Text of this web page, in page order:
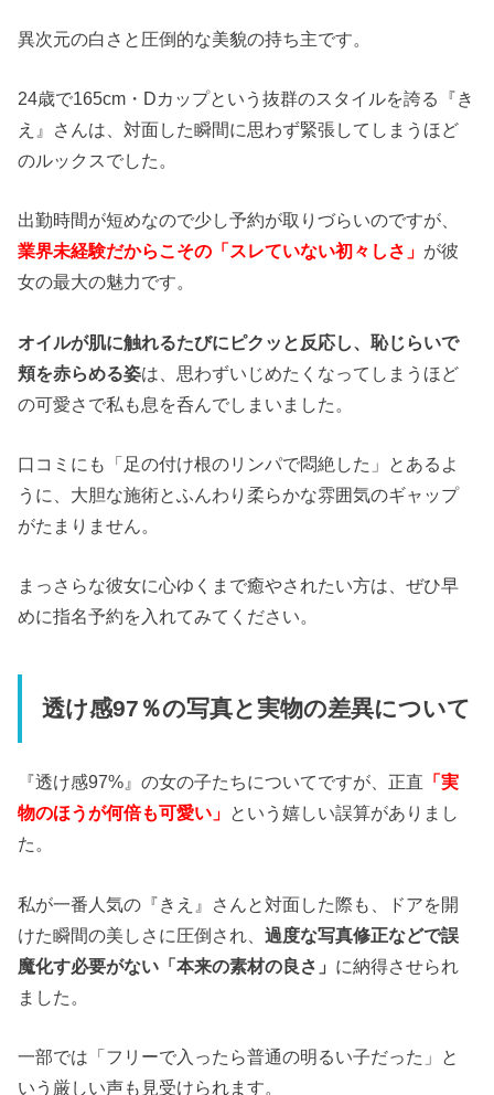
異次元の白さと圧倒的な美貌の持ち主です。
24歳で165cm・Dカップという抜群のスタイルを誇る『き
え』さんは、対面した瞬間に思わず緊張してしまうほど
のルックスでした。
出勤時間が短めなので少し予約が取りづらいのですが、
業界未経験だからこその「スレていない初々しさ」 が彼
女の最大の魅力です。
オイルが肌に触れるたびにピクッと反応し、恥じらいで
頬を赤らめる姿は、思わずいじめたくなってしまうほど
の可愛さで私も息を呑んでしまいました。
口コミにも「足の付け根のリンパで悶絶した」とあるよ
うに、大胆な施術とふんわり柔らかな雰囲気のギャップ
がたまりません。
まっさらな彼女に心ゆくまで癒やされたい方は、ぜひ早
めに指名予約を入れてみてください。
透け感97％の写真と実物の差異について
『透け感97%』の女の子たちについてですが、正直 「実
物のほうが何倍も可愛い」 という嬉しい誤算がありまし
た。
私が一番人気の『きえ』さんと対面した際も、ドアを開
けた瞬間の美しさに圧倒され、過度な写真修正などで誤
魔化す必要がない「本来の素材の良さ」 に納得させられ
ました。
一部では「フリーで入ったら普通の明るい子だった」と
いう厳しい声も見受けられます。